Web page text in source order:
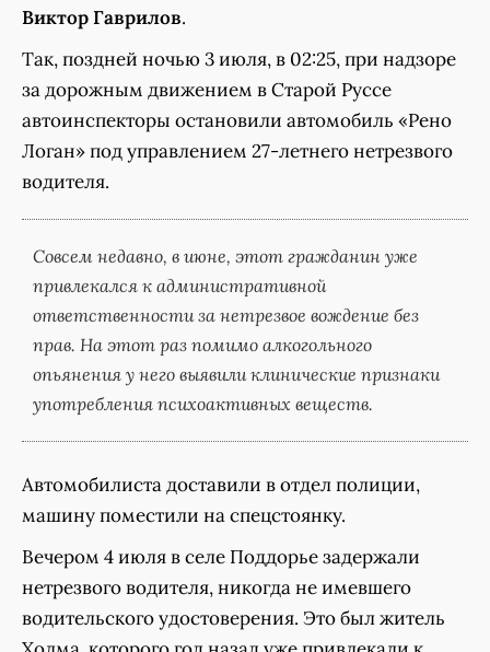
Виктор Гаврилов.
Так, поздней ночью 3 июля, в 02:25, при надзоре
за дорожным движением в Старой Руссе
автоинспекторы остановили автомобиль «Рено
Логан» под управлением 27-летнего нетрезвого
водителя.
Совсем недавно, в июне, этот гражданин уже
привлекался к административной
ответственности за нетрезвое вождение без
прав. На этот раз помимо алкогольного
опьянения у него выявили клинические признаки
употребления психоактивных веществ.
Автомобилиста доставили в отдел полиции,
машину поместили на спецстоянку.
Вечером 4 июля в селе Поддорье задержали
нетрезвого водителя, никогда не имевшего
водительского удостоверения. Это был житель